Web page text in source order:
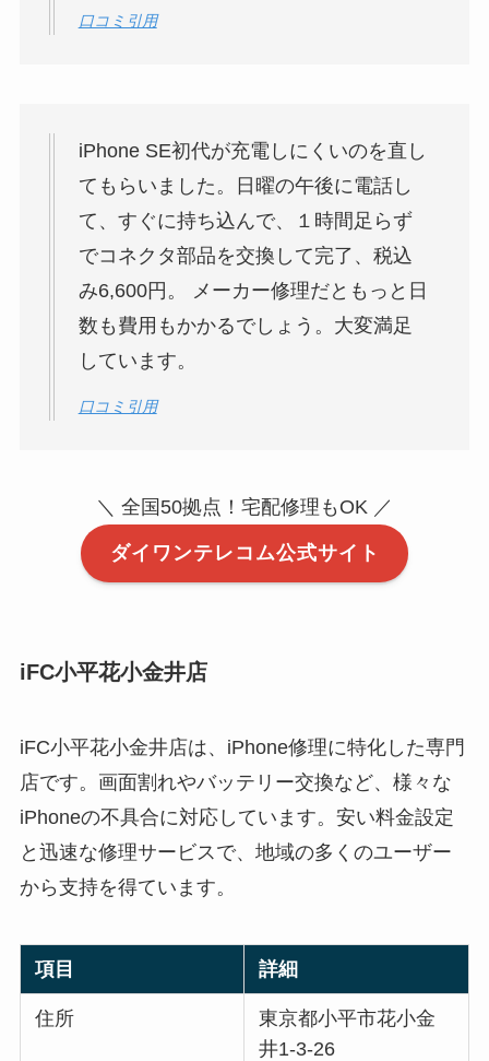
口コミ引用
iPhone SE初代が充電しにくいのを直し
てもらいました。日曜の午後に電話し
て、すぐに持ち込んで、１時間足らず
でコネクタ部品を交換して完了、税込
み6,600円。 メーカー修理だともっと日
数も費用もかかるでしょう。大変満足
しています。
口コミ引用
＼ 全国50拠点！宅配修理もOK ／
ダイワンテレコム公式サイト
iFC小平花小金井店
iFC小平花小金井店は、iPhone修理に特化した専門
店です。画面割れやバッテリー交換など、様々な
iPhoneの不具合に対応しています。安い料金設定
と迅速な修理サービスで、地域の多くのユーザー
から支持を得ています。
項目 詳細
住所
東京都小平市花小金
井1-3-26